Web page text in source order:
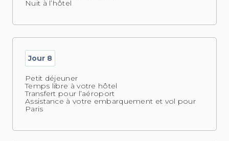
Nuit à l’hôtel
Jour 8
Petit déjeuner
Temps libre à votre hôtel
Transfert pour l’aéroport
Assistance à votre embarquement et vol pour
Paris